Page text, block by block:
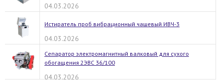
04.03.2026
Истиратель проб вибрационный чашевый ИВЧ-3
04.03.2026
Сепаратор электромагнитный валковый для сухого
обогащения 2ЭВС 36/100
04.03.2026